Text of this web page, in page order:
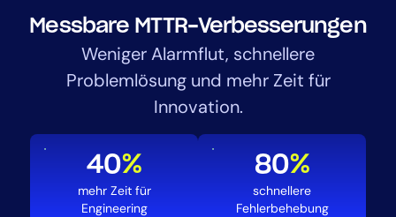
Messbare MTTR-Verbesserungen
Weniger Alarmflut, schnellere
Problemlösung und mehr Zeit für
Innovation.
40%
mehr Zeit für
Engineering
80%
schnellere
Fehlerbehebung